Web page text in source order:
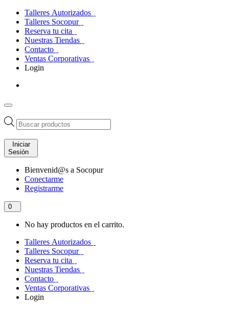
Talleres Autorizados
Talleres Socopur
Reserva tu cita
Nuestras Tiendas
Contacto
Ventas Corporativas
Login
Búsqueda
de
productos
Iniciar
Sesión
Bienvenid@s a Socopur
Conectarme
Registrarme
0
No hay productos en el carrito.
Talleres Autorizados
Talleres Socopur
Reserva tu cita
Nuestras Tiendas
Contacto
Ventas Corporativas
Login